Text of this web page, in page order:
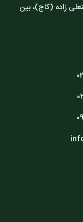
زاده (کاج)، بین